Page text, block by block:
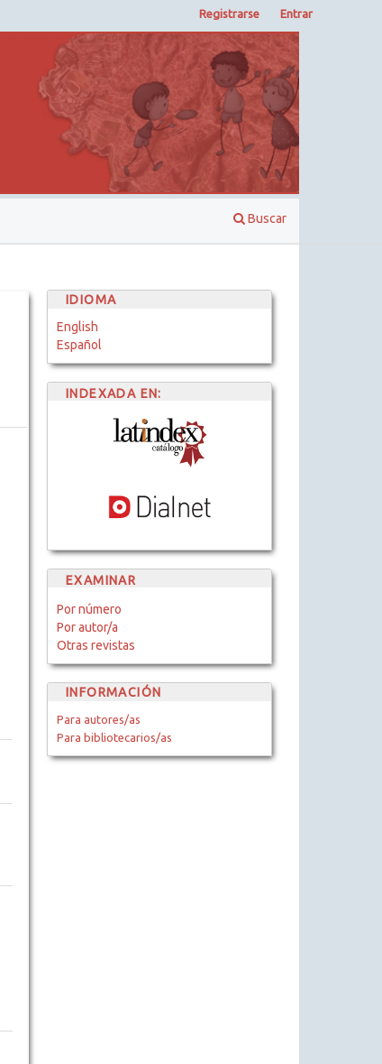
Buscar
Registrarse Entrar
IDIOMA
English
Español
INDEXADA EN:
EXAMINAR
Por número
Por autor/a
Otras revistas
INFORMACIÓN
Para autores/as
Para bibliotecarios/as